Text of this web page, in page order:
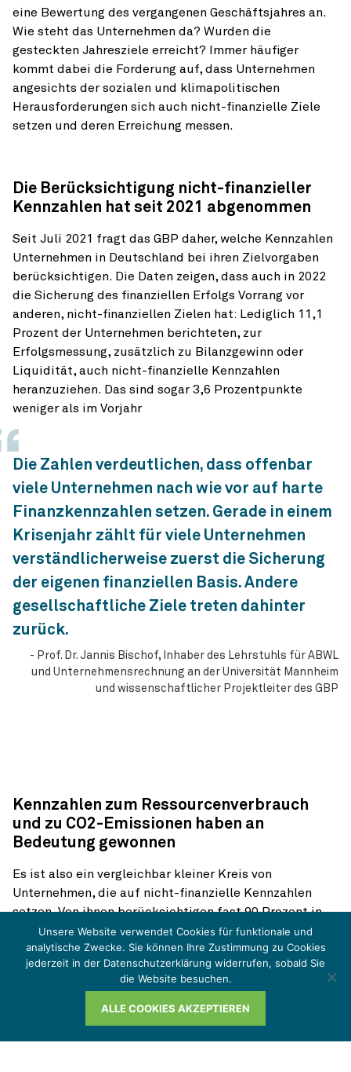
eine Bewertung des vergangenen Geschäftsjahres an.
Wie steht das Unternehmen da? Wurden die
gesteckten Jahresziele erreicht? Immer häufiger
kommt dabei die Forderung auf, dass Unternehmen
angesichts der sozialen und klimapolitischen
Herausforderungen sich auch nicht-finanz­ielle Ziele
setzen und deren Erreichung messen.
Die Berücksichtigung nicht-finanzieller
Kennzahlen hat seit 2021 abgenommen
Seit Juli 2021 fragt das GBP daher, welche Kennzahlen
Unternehmen in Deutschland bei ihren Zielvorgaben
berücksichtigen. Die Daten zeigen, dass auch in 2022
die Sicherung des finanz­iellen Erfolgs Vorrang vor
anderen, nicht-finanz­iellen Zielen hat: Lediglich 11,1
Prozent der Unternehmen berichteten, zur
Erfolgsmessung, zusätzlich zu Bilanzgewinn oder
Liquidität, auch nicht-finanz­ielle Kennzahlen
heranzuziehen. Das sind sogar 3,6 Prozentpunkte
weniger als im Vorjahr
Die Zahlen verdeutlichen, dass offenbar
viele Unternehmen nach wie vor auf harte
Finanzkennzahlen setzen. Gerade in einem
Krisenjahr zählt für viele Unternehmen
verständlicherweise zuerst die Sicherung
der eigenen finanziellen Basis. Andere
gesellschaftliche Ziele treten dahinter
zurück.
Prof. Dr. Jannis Bischof, Inhaber des Lehrstuhls für ABWL
und Unternehmensrechnung an der Universität Mannheim
und wissenschaftlicher Projektleiter des GBP
Kennzahlen zum Ressourcenverbrauch
und zu CO2-Emissionen haben an
Bedeutung gewonnen
Es ist also ein vergleichbar kleiner Kreis von
Unternehmen, die auf nicht-finanz­ielle Kennzahlen
setzen. Von ihnen berücksichtigen fast 90 Prozent in
erster Linie die Mitarbeiter­zufriedenheit und 56
Prozent vor allem das eigene Image. Auf
nachhaltigkeits­bezogene Kennzahlen wie CO2-
Emissionen oder Wasser- und Energieverbrauch
schauen 35,4 bzw. 29,3 Prozent der Befragten, die
diese Kennzahlen nutzen. Dieser Anteil ist immerhin
deutlich gestiegen (plus 12,1 bzw. 10,1 Prozent
Unsere Website verwendet Cookies für funktionale und
analytische Zwecke. Sie können Ihre Zustimmung zu Cookies
jederzeit in der Datenschutzerklärung widerrufen, sobald Sie
die Website besuchen.
ALLE COOKIES AKZEPTIEREN